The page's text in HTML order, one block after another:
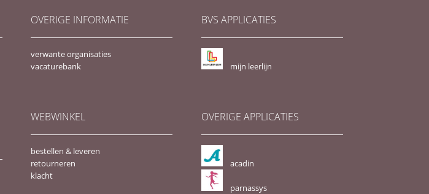
OVERIGE INFORMATIE
verwante organisaties
vacaturebank
WEBWINKEL
bestellen & leveren
retourneren
klacht
BVS APPLICATIES
mijn leerlijn
OVERIGE APPLICATIES
acadin
parnassys